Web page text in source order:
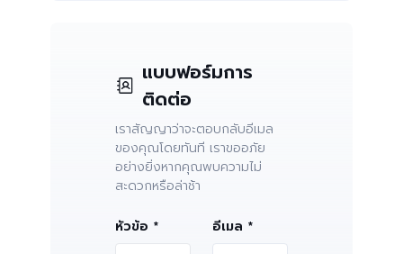
แบบฟอร์มการ
ติดต่อ
เราสัญญาว่าจะตอบกลับอีเมล
ของคุณโดยทันที เราขออภัย
อย่างยิ่งหากคุณพบความไม่
สะดวกหรือล่าช้า
หัวข้อ * อีเมล *